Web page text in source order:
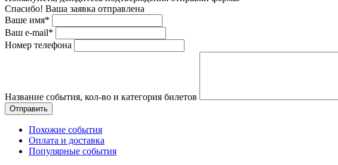
Спасибо! Ваша заявка отправлена
Ваше имя*
Ваш e-mail*
Номер телефона
Название события, кол-во и категория билетов
Похожие события
Оплата и доставка
Популярные события